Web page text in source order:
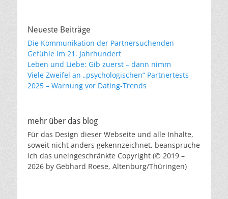
Neueste Beiträge
Die Kommunikation der Partnersuchenden
Gefühle im 21. Jahrhundert
Leben und Liebe: Gib zuerst – dann nimm
Viele Zweifel an „psychologischen“ Partnertests
2025 – Warnung vor Dating-Trends
mehr über das blog
Für das Design dieser Webseite und alle Inhalte,
soweit nicht anders gekennzeichnet, beanspruche
ich das uneingeschränkte Copyright (© 2019 –
2026 by Gebhard Roese, Altenburg/Thüringen)